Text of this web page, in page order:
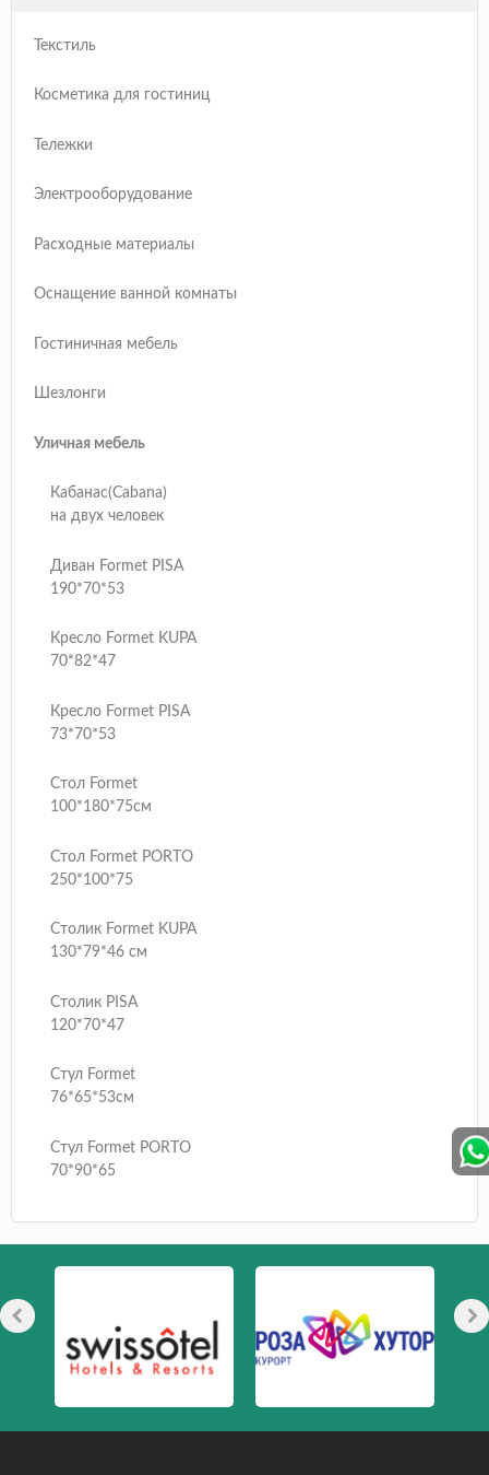
Текстиль
Косметика для гостиниц
Тележки
Электрооборудование
Расходные материалы
Оснащение ванной комнаты
Гостиничная мебель
Шезлонги
Уличная мебель
Кабанас(Cabana)
на двух человек
Диван Formet PISA
190*70*53
Кресло Formet KUPA
70*82*47
Кресло Formet PISA
73*70*53
Стол Formet
100*180*75см
Стол Formet PORTO
250*100*75
Столик Formet KUPA
130*79*46 см
Столик PISA
120*70*47
Стул Formet
76*65*53см
Стул Formet PORTO
70*90*65